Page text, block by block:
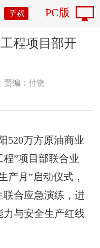
手机 PC版
程项目部开
责编：付饶
520万方原油商业
”项目部联合业
产月”启动仪式，
合应急演练，进
与安全生产红线